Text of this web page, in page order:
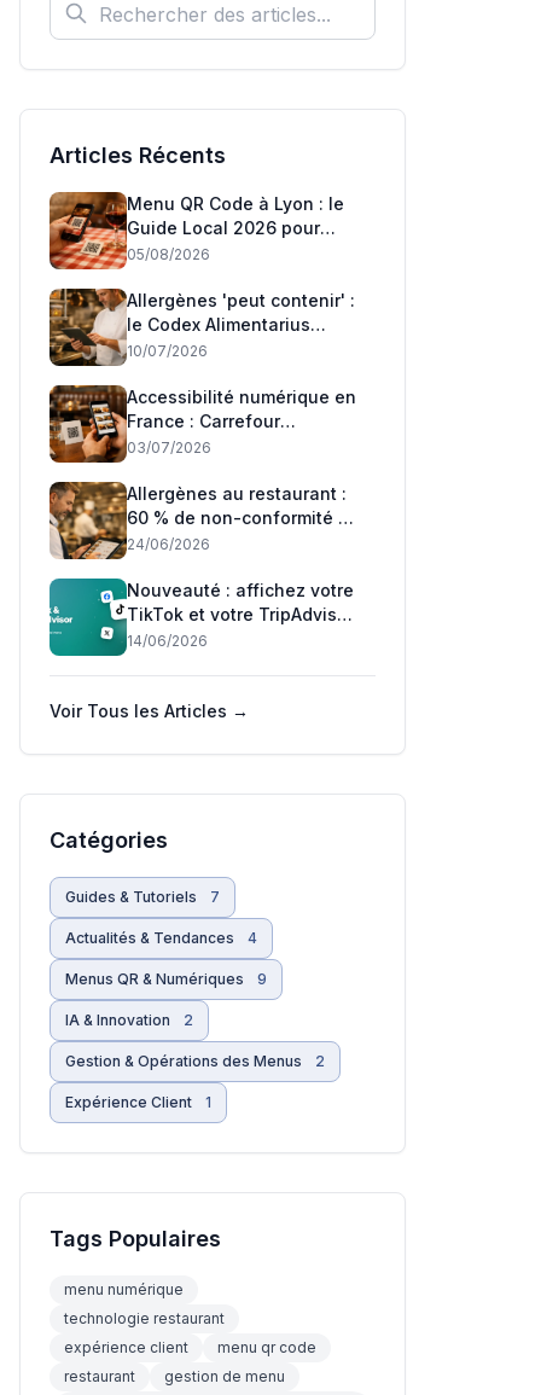
Articles Récents
Menu QR Code à Lyon : le
Guide Local 2026 pour
Restaurateurs
05/08/2026
Allergènes 'peut contenir' :
le Codex Alimentarius
adopte son premier
change pour les
restaurants français
10/07/2026
Accessibilité numérique en
France : Carrefour
condamné, Auchan relaxé
doivent savoir
03/07/2026
Allergènes au restaurant :
60 % de non-conformité —
ce que la DGCCRF et l'UE
24/06/2026
Nouveauté : affichez votre
TikTok et votre TripAdvisor
sur votre menu 📲
14/06/2026
Voir Tous les Articles →
Catégories
Guides & Tutoriels 7
Actualités & Tendances 4
Menus QR & Numériques 9
IA & Innovation 2
Gestion & Opérations des Menus 2
Expérience Client 1
Tags Populaires
menu numérique
technologie restaurant
expérience client
menu qr code
restaurant
gestion de menu